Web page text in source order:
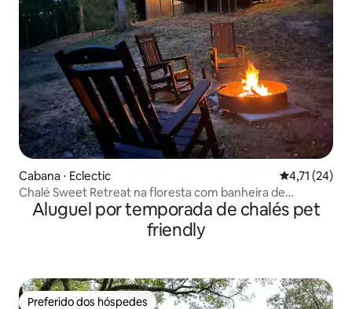
Cabana ⋅ Eclectic 4,71 de uma
4,71 (24)
Chalé Sweet Retreat na floresta com banheira de
hidromassagem e animais de estimação permitidos
Aluguel por temporada de chalés pet
friendly
Preferido dos hóspedes